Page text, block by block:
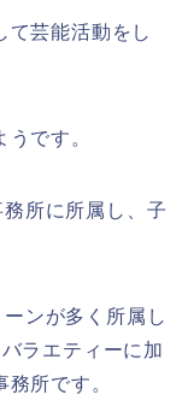
て芸能活動をし
です。
所に所属し、子
ンが多く所属し
ラエティーに加
所です。